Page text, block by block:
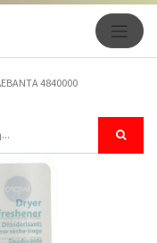
4840000